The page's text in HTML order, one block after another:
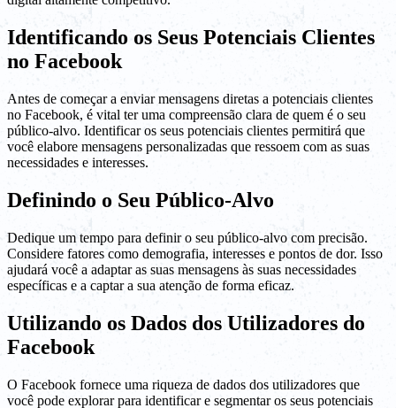
Identificando os Seus Potenciais Clientes
no Facebook
Antes de começar a enviar mensagens diretas a potenciais clientes
no Facebook, é vital ter uma compreensão clara de quem é o seu
público-alvo. Identificar os seus potenciais clientes permitirá que
você elabore mensagens personalizadas que ressoem com as suas
necessidades e interesses.
Definindo o Seu Público-Alvo
Dedique um tempo para definir o seu público-alvo com precisão.
Considere fatores como demografia, interesses e pontos de dor. Isso
ajudará você a adaptar as suas mensagens às suas necessidades
específicas e a captar a sua atenção de forma eficaz.
Utilizando os Dados dos Utilizadores do
Facebook
O Facebook fornece uma riqueza de dados dos utilizadores que
você pode explorar para identificar e segmentar os seus potenciais